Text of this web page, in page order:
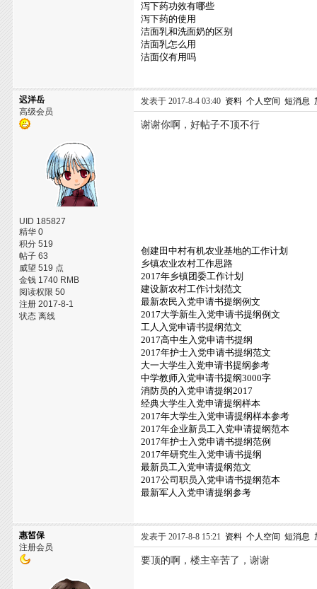
泻下药功效有哪些
泻下药的使用
洁面乳和洗面奶的区别
洁面乳怎么用
洁面仪有用吗
迟洋岳
高级会员
UID 185827
精华 0
积分 519
帖子 63
威望 519 点
金钱 1740 RMB
阅读权限 50
注册 2017-8-1
状态 离线
发表于 2017-8-4 03:40 资料 个人空间 短消息
谢谢你啊，好帖子不顶不行
创建田中村有机农业基地的工作计划
乡镇农业农村工作思路
2017年乡镇团委工作计划
建设新农村工作计划范文
最新农民入党申请书提纲例文
2017大学新生入党申请书提纲例文
工人入党申请书提纲范文
2017高中生入党申请书提纲
2017年护士入党申请书提纲范文
大一大学生入党申请书提纲参考
中学教师入党申请书提纲3000字
消防员的入党申请提纲2017
经典大学生入党申请提纲样本
2017年大学生入党申请提纲样本参考
2017年企业新员工入党申请提纲范本
2017年护士入党申请书提纲范例
2017年研究生入党申请书提纲
最新员工入党申请提纲范文
2017公司职员入党申请书提纲范本
最新军人入党申请提纲参考
惠皙保
注册会员
发表于 2017-8-8 15:21 资料 个人空间 短消息
要顶的啊，楼主辛苦了，谢谢